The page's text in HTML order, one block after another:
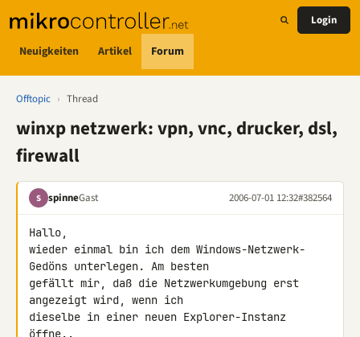
Neuigkeiten Artikel Forum
Login
Offtopic › Thread
winxp netzwerk: vpn, vnc, drucker, dsl,
firewall
S spinneGast 2006-07-01 12:32#382564
Hallo,
wieder einmal bin ich dem Windows-Netzwerk-
Gedöns unterlegen. Am besten
gefällt mir, daß die Netzwerkumgebung erst
angezeigt wird, wenn ich
dieselbe in einer neuen Explorer-Instanz
öffne..